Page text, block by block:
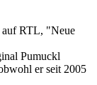
auf RTL, "Neue
Pumuckl
er seit 2005